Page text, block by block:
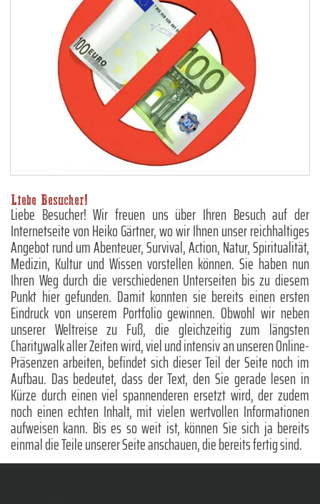
Liebe Besucher!
Liebe Besucher! Wir freuen uns über Ihren Besuch auf der
Internetseite von Heiko Gärtner, wo wir Ihnen unser reichhaltiges
Angebot rund um Abenteuer, Survival, Action, Natur, Spiritualität,
Medizin, Kultur und Wissen vorstellen können. Sie haben nun
Ihren Weg durch die verschiedenen Unterseiten bis zu diesem
Punkt hier gefunden. Damit konnten sie bereits einen ersten
Eindruck von unserem Portfolio gewinnen. Obwohl wir neben
unserer Weltreise zu Fuß, die gleichzeitig zum längsten
Charitywalk aller Zeiten wird, viel und intensiv an unseren Online-
Präsenzen arbeiten, befindet sich dieser Teil der Seite noch im
Aufbau. Das bedeutet, dass der Text, den Sie gerade lesen in
Kürze durch einen viel spannenderen ersetzt wird, der zudem
noch einen echten Inhalt, mit vielen wertvollen Informationen
aufweisen kann. Bis es so weit ist, können Sie sich ja bereits
einmal die Teile unserer Seite anschauen, die bereits fertig sind.